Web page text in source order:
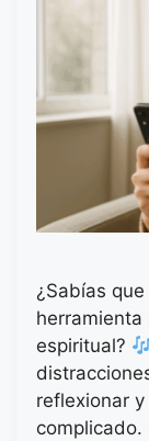
¿Sabías
espiritual?
reflexionar
complicado.